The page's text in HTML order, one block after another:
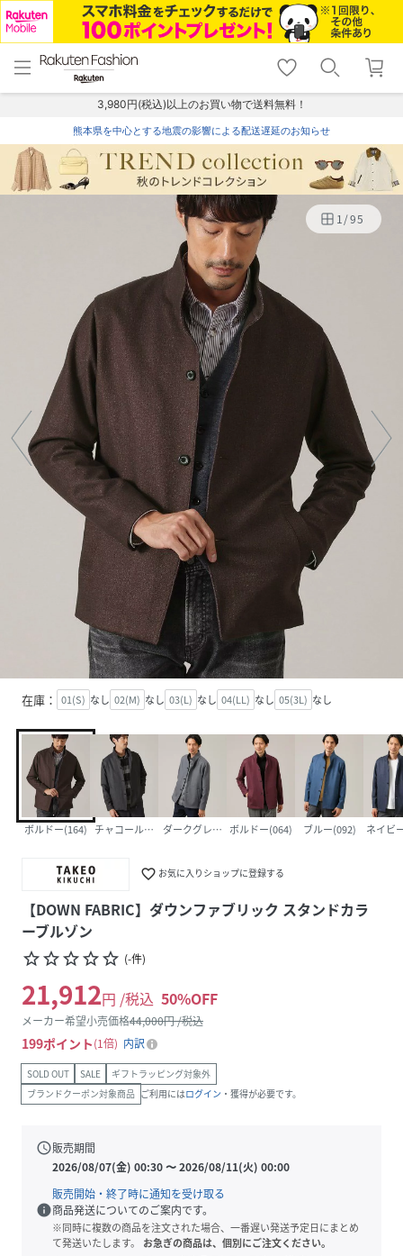
menu home
トップ
shopping_cart lock_outline
ログイン
3,980円(税込)以上のお買い物で送料無料！
熊本県を中心とする地震の影響による配送遅延のお知らせ
1/95
在庫： 01(S) なし 02(M) なし 03(L) なし 04(LL) なし 05(3L) なし
ボルドー(164) チャコールグレー(114)ダークグレー(013)ボルドー(064) ブルー(092) ネイビ
favorite_border お気に入りショップに登録する
【DOWN FABRIC】ダウンファブリック スタンドカラ
ーブルゾン
star_borderstar_borderstar_borderstar_borderstar_border (-件)
21,912円 /税込 50%OFF
メーカー希望小売価格44,000円 /税込
199ポイント 1倍 内訳
SOLD OUT SALE
ギフトラッピング対象外
ブランドクーポン対象商品 ご利用にはログイン ・獲得が必要です。
schedule販売期間
2026/08/07(金) 00:30〜2026/08/11(火) 00:00
販売開始・終了時に通知を受け取る
info商品発送についてのご案内です。
※同時に複数の商品を注文された場合、一番遅い発送予定日にまとめ
て発送いたします。
お急ぎの商品は、個別にご注文ください。